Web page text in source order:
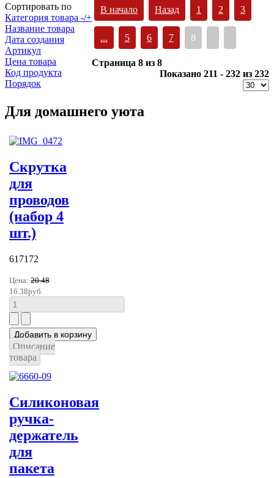
Сортировать по
Категория товара -/+
Название товара
Дата создания
Артикул
Цена товара
Код продукта
Порядок
В начало Назад 1 2 3
... 5 6 7 8
Страница 8 из 8
Показано 211 - 232 из 232
Для домашнего уюта
Скрутка
для
проводов
(набор 4
шт.)
617172
Цена: 20.48
16.38руб.
Описание
товара
Силиконовая
ручка-
держатель
для
пакета